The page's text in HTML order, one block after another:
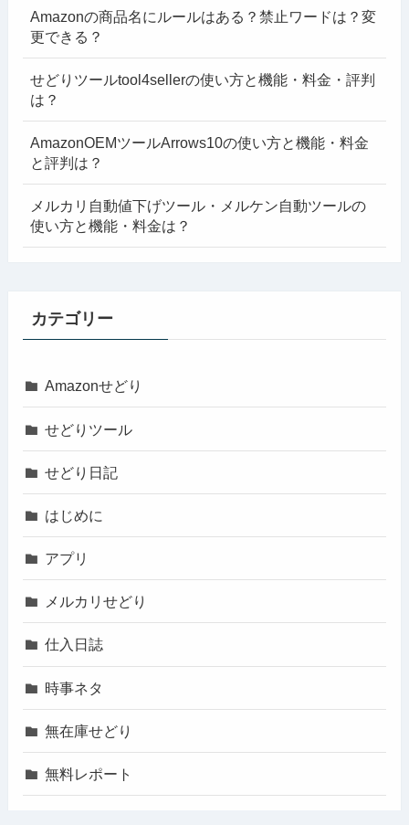
Amazonの商品名にルールはある？禁止ワードは？変
更できる？
せどりツールtool4sellerの使い方と機能・料金・評判
は？
AmazonOEMツールArrows10の使い方と機能・料金
と評判は？
メルカリ自動値下げツール・メルケン自動ツールの
使い方と機能・料金は？
カテゴリー
Amazonせどり
せどりツール
せどり日記
はじめに
アプリ
メルカリせどり
仕入日誌
時事ネタ
無在庫せどり
無料レポート